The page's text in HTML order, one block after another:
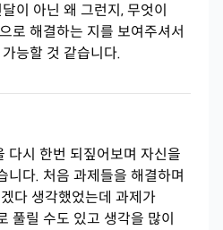
이 아닌 왜 그런지, 무엇이
로 해결하는 지를 보여주셔서
능할 것 같습니다.
다시 한번 되짚어보며 자신을
니다. 처음 과제들을 해결하며
다 생각했었는데 과제가
풀릴 수도 있고 생각을 많이